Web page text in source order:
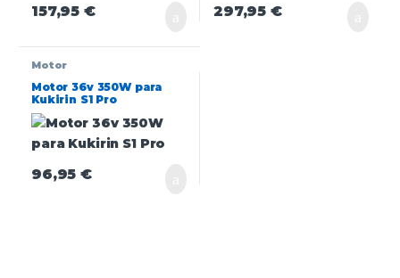
157,95€ 297,95€
Motor
Motor 36v 350W para
Kukirin S1 Pro
96,95€